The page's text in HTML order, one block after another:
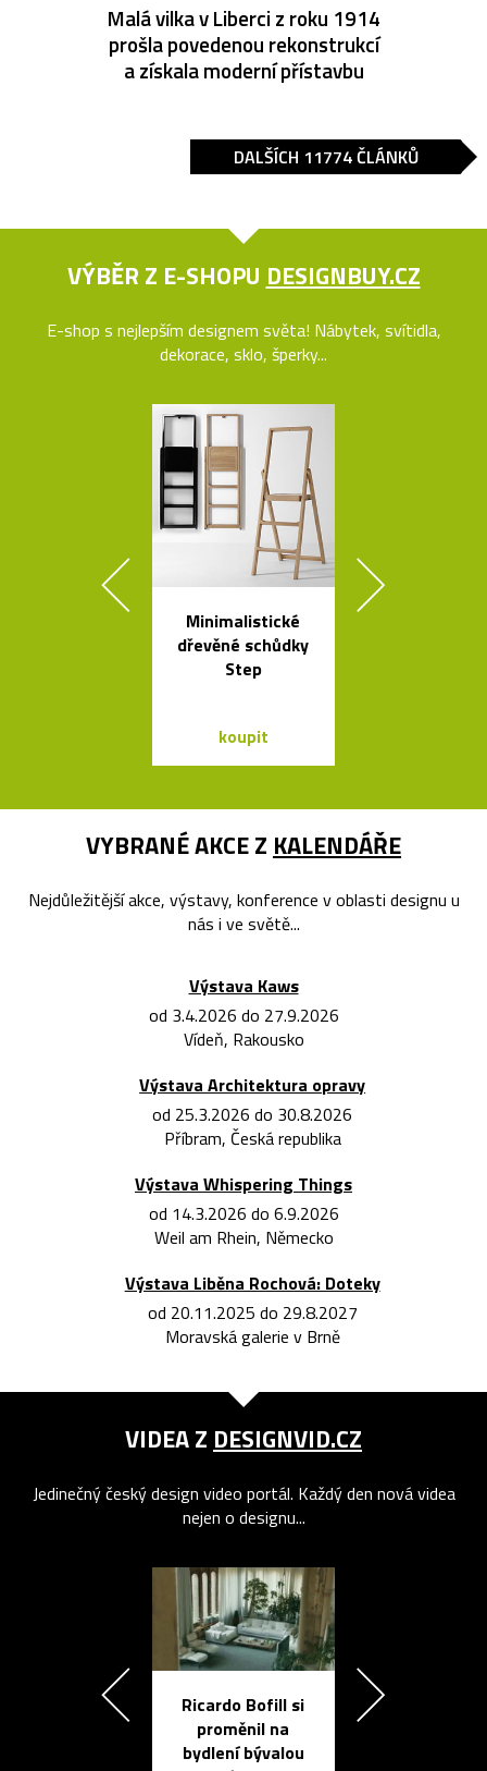
Malá vilka v Liberci z roku 1914
prošla povedenou rekonstrukcí
a získala moderní přístavbu
DALŠÍCH 11774 ČLÁNKŮ
VÝBĚR Z E-SHOPU DESIGNBUY.CZ
E-shop s nejlepším designem světa! Nábytek, svítidla,
dekorace, sklo, šperky...
Minimalistické
dřevěné schůdky
Step
koupit
VYBRANÉ AKCE Z KALENDÁŘE
Nejdůležitější akce, výstavy, konference v oblasti designu u
nás i ve světě...
Výstava Kaws
od 3.4.2026 do 27.9.2026
Vídeň, Rakousko
Výstava Architektura opravy
od 25.3.2026 do 30.8.2026
Příbram, Česká republika
Výstava Whispering Things
od 14.3.2026 do 6.9.2026
Weil am Rhein, Německo
Výstava Liběna Rochová: Doteky
od 20.11.2025 do 29.8.2027
Moravská galerie v Brně
VIDEA Z DESIGNVID.CZ
Jedinečný český design video portál. Každý den nová videa
nejen o designu...
Ricardo Bofill si
proměnil na
bydlení bývalou